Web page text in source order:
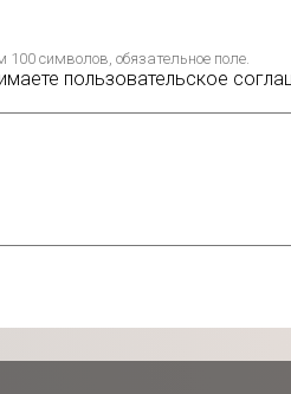
символов, обязательное поле.
пользовательское